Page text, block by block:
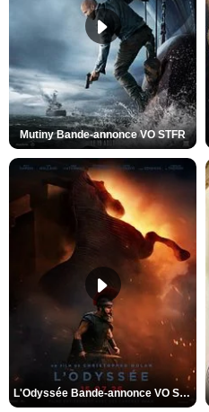
Mutiny Bande-annonce VO STFR
L'Odyssée Bande-annonce VO STFR